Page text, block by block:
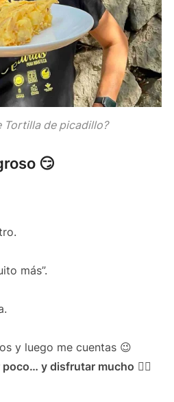
Tortilla de picadillo?
😏
más”.
y luego me cuentas 😉
poco… y disfrutar mucho 👉🏻